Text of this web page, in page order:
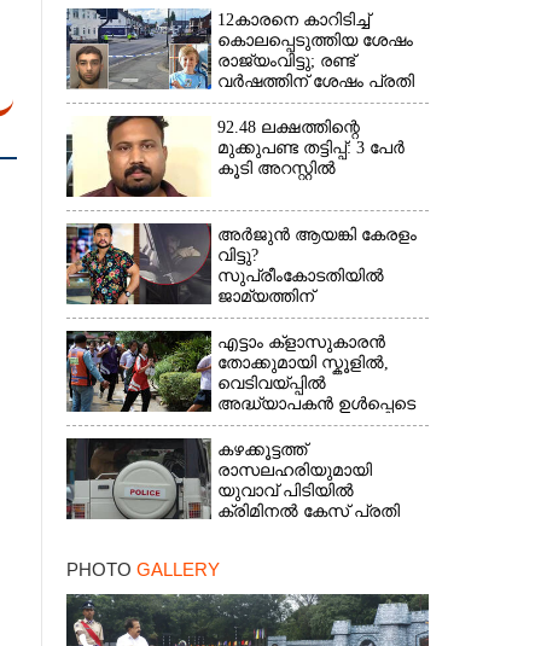
12കാരനെ കാറിടിച്ച്
കൊലപ്പെടുത്തിയ ശേഷം
രാജ്യംവിട്ടു; രണ്ട്
വർഷത്തിന് ശേഷം പ്രതി
പിടിയിൽ
92.48 ലക്ഷത്തിന്റെ
മുക്കുപണ്ട തട്ടിപ്പ്: 3 പേർ
കൂടി അറസ്റ്റിൽ
അർജുൻ ആയങ്കി കേരളം
വിട്ടു?
സുപ്രീംകോടതിയിൽ
ജാമ്യത്തിന്
ശ്രമിക്കുന്നതായി സംശയം
എട്ടാം ക്ളാസുകാരൻ
തോക്കുമായി സ്കൂളിൽ,
വെടിവയ്പ്പിൽ
അദ്ധ്യാപകൻ ഉൾപ്പെടെ
രണ്ടുമരണം; 15 പേർക്ക്
പരിക്ക്
കഴക്കൂട്ടത്ത്
രാസലഹരിയുമായി
യുവാവ് പിടിയിൽ
ക്രിമിനൽ കേസ് പ്രതി
PHOTO GALLERY
×